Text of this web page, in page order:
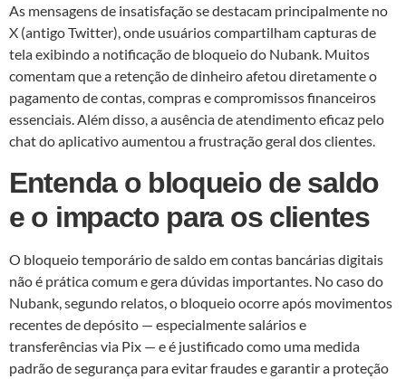
As mensagens de insatisfação se destacam principalmente no
X (antigo Twitter), onde usuários compartilham capturas de
tela exibindo a notificação de bloqueio do Nubank. Muitos
comentam que a retenção de dinheiro afetou diretamente o
pagamento de contas, compras e compromissos financeiros
essenciais. Além disso, a ausência de atendimento eficaz pelo
chat do aplicativo aumentou a frustração geral dos clientes.
Entenda o bloqueio de saldo
e o impacto para os clientes
O bloqueio temporário de saldo em contas bancárias digitais
não é prática comum e gera dúvidas importantes. No caso do
Nubank, segundo relatos, o bloqueio ocorre após movimentos
recentes de depósito — especialmente salários e
transferências via Pix — e é justificado como uma medida
padrão de segurança para evitar fraudes e garantir a proteção